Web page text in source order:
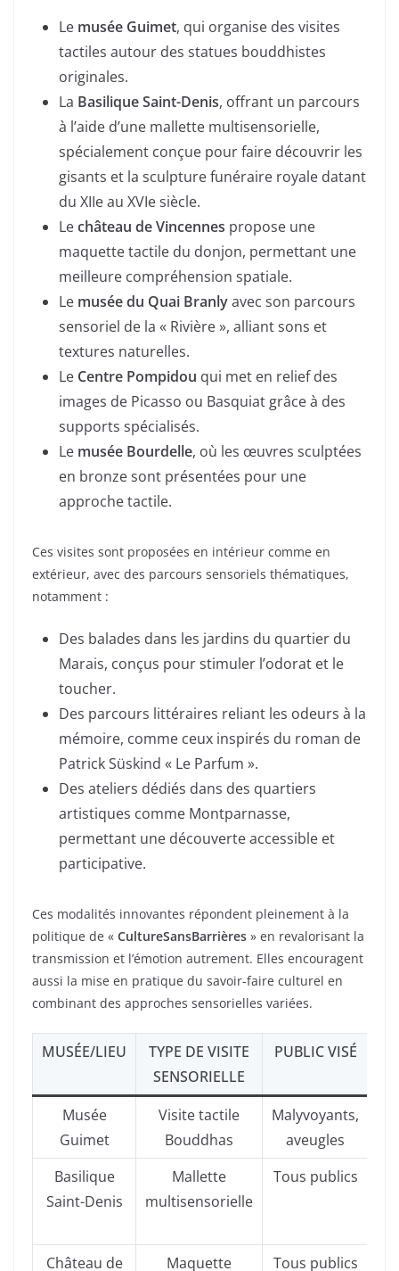
Le musée Guimet, qui organise des visites
tactiles autour des statues bouddhistes
originales.
La Basilique Saint-Denis, offrant un parcours
à l’aide d’une mallette multisensorielle,
spécialement conçue pour faire découvrir les
gisants et la sculpture funéraire royale datant
du XIIe au XVIe siècle.
Lechâteau de Vincennes propose une
maquette tactile du donjon, permettant une
meilleure compréhension spatiale.
Le musée du Quai Branlyavec son parcours
sensoriel de la « Rivière », alliant sons et
textures naturelles.
Le Centre Pompidou qui met en relief des
images de Picasso ou Basquiat grâce à des
supports spécialisés.
Le musée Bourdelle, où les œuvres sculptées
en bronze sont présentées pour une
approche tactile.
Ces visites sont proposées en intérieur comme en
extérieur, avec des parcours sensoriels thématiques,
notamment :
Des balades dans les jardins du quartier du
Marais, conçus pour stimuler l’odorat et le
toucher.
Des parcours littéraires reliant les odeurs à la
mémoire, comme ceux inspirés du roman de
Patrick Süskind « Le Parfum ».
Des ateliers dédiés dans des quartiers
artistiques comme Montparnasse,
permettant une découverte accessible et
participative.
Ces modalités innovantes répondent pleinement à la
politique de « CultureSansBarrières » en revalorisant la
transmission et l’émotion autrement. Elles encouragent
aussi la mise en pratique du savoir-faire culturel en
combinant des approches sensorielles variées.
MUSÉE/LIEU
TYPE DE VISITE
SENSORIELLE
PUBLIC VISÉ
Musée
Guimet
Visite tactile
Bouddhas
Malyvoyants,
aveugles
Basilique
Saint-Denis
Mallette
multisensorielle
Tous publics
Château de Maquette Tous publics